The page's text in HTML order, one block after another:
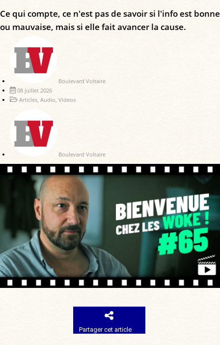
Ce qui compte, ce n'est pas de savoir si l'info est bonne
ou mauvaise, mais si elle fait avancer la cause.
Boulevard Voltaire
08 juillet 2026
Articles, Audio, Videos
Boulevard Voltaire
Partager cet article